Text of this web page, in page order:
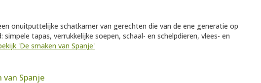
onuitputtelijke schatkamer van gerechten die van de ene generatie op
simpele tapas, verrukkelijke soepen, schaal- en schelpdieren, vlees- en
'De smaken van Spanje'
van Spanje